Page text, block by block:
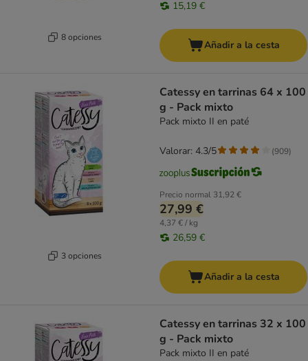
8 opciones
15,19 €
Añadir a la cesta
3 opciones
Catessy en tarrinas 64 x 100
g - Pack mixto
Pack mixto II en paté
Precio normal 31,92 €
27,99 €
4,37 € / kg
26,59 €
Valorar: 4.3/5 (909)
Añadir a la cesta
Catessy en tarrinas 32 x 100
g - Pack mixto
Pack mixto II en paté